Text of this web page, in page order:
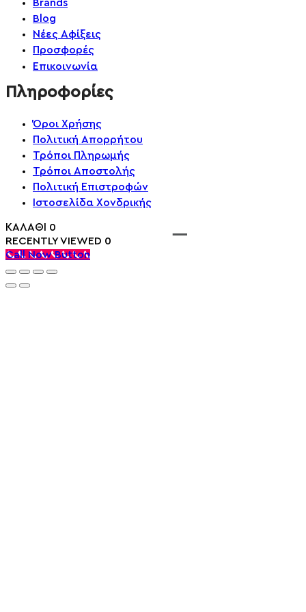
Brands
Blog
Νέες Αφίξεις
Προσφορές
Επικοινωνία
Πληροφορίες
Όροι Χρήσης
Πολιτική Απορρήτου
Τρόποι Πληρωμής
Τρόποι Αποστολής
Πολιτική Επιστροφών
Ιστοσελίδα Χονδρικής
ΚΑΛΑΘΙ 0
RECENTLY VIEWED 0
Call Now Button